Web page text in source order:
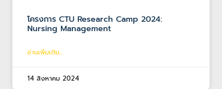
โครงการ CTU Research Camp 2024:
Nursing Management
อ่านเพิ่มเติม...
14 สิงหาคม 2024